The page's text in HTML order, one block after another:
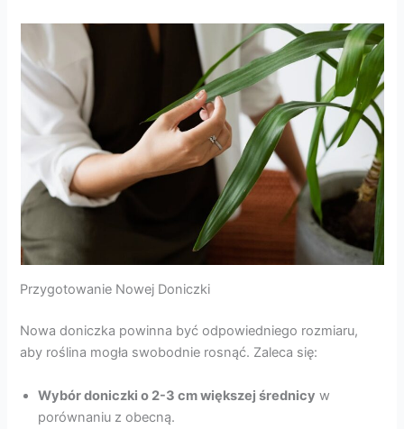
Przygotowanie Nowej Doniczki
Nowa doniczka powinna być odpowiedniego rozmiaru,
aby roślina mogła swobodnie rosnąć. Zaleca się:
Wybór doniczki o 2-3 cm większej średnicy w
porównaniu z obecną.